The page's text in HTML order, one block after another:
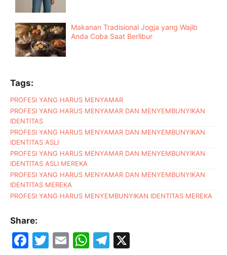
Makanan Tradisional Jogja yang Wajib
Anda Coba Saat Berlibur
Tags:
PROFESI YANG HARUS MENYAMAR
PROFESI YANG HARUS MENYAMAR DAN MENYEMBUNYIKAN
IDENTITAS
PROFESI YANG HARUS MENYAMAR DAN MENYEMBUNYIKAN
IDENTITAS ASLI
PROFESI YANG HARUS MENYAMAR DAN MENYEMBUNYIKAN
IDENTITAS ASLI MEREKA
PROFESI YANG HARUS MENYAMAR DAN MENYEMBUNYIKAN
IDENTITAS MEREKA
PROFESI YANG HARUS MENYEMBUNYIKAN IDENTITAS MEREKA
Share:
F
T
E
W T